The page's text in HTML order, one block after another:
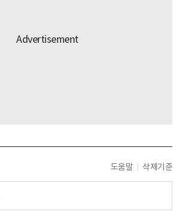
도움말 삭제기준